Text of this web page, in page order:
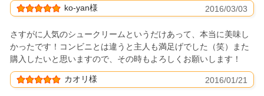
ko-yan様 2016/03/03
さすがに人気のシュークリームというだけあって、本当に美味し
かったです！コンビニとは違うと主人も満足げでした（笑）また
購入したいと思いますので、その時もよろしくお願いします！
カオリ様 2016/01/21